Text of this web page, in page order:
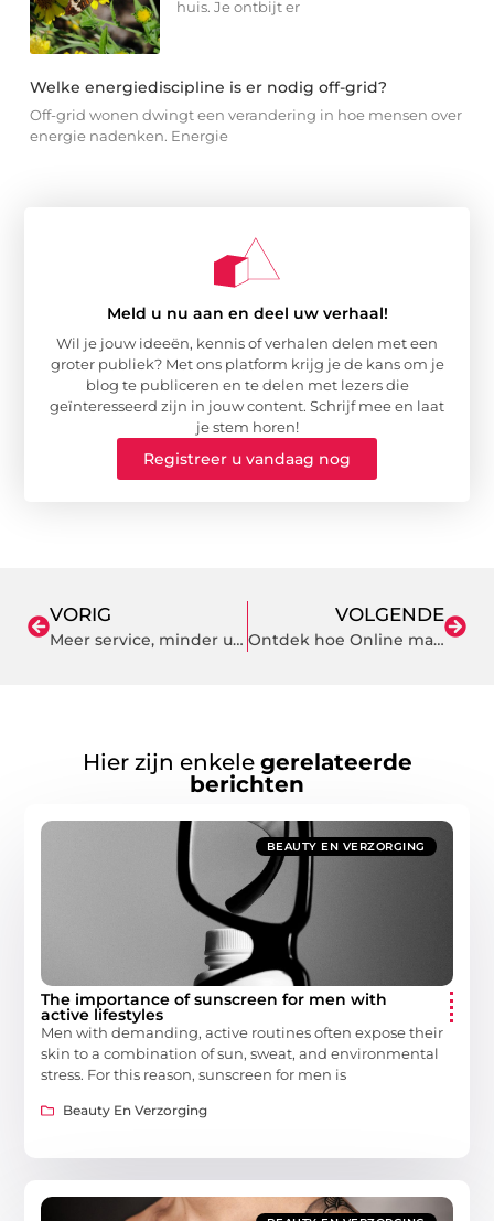
huis. Je ontbijt er
Welke energiediscipline is er nodig off-grid?
Off-grid wonen dwingt een verandering in hoe mensen over
energie nadenken. Energie
Meld u nu aan en deel uw verhaal!
Wil je jouw ideeën, kennis of verhalen delen met een
groter publiek? Met ons platform krijg je de kans om je
blog te publiceren en te delen met lezers die
geïnteresseerd zijn in jouw content. Schrijf mee en laat
je stem horen!
Registreer u vandaag nog
VORIG
Meer service, minder uitstoot: zo makkelijk is een pakketpunt worden
VOLGENDE
Ontdek hoe Online marketing Bedrijven in Heerhugowaard kan Transformeren
Hier zijn enkele gerelateerde
berichten
BEAUTY EN VERZORGING
The importance of sunscreen for men with
active lifestyles
Men with demanding, active routines often expose their
skin to a combination of sun, sweat, and environmental
stress. For this reason, sunscreen for men is
Beauty En Verzorging